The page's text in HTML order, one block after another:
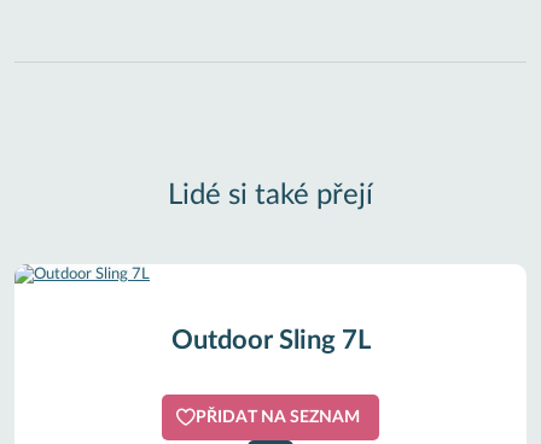
Lidé si také přejí
Outdoor Sling 7L
PŘIDAT NA SEZNAM